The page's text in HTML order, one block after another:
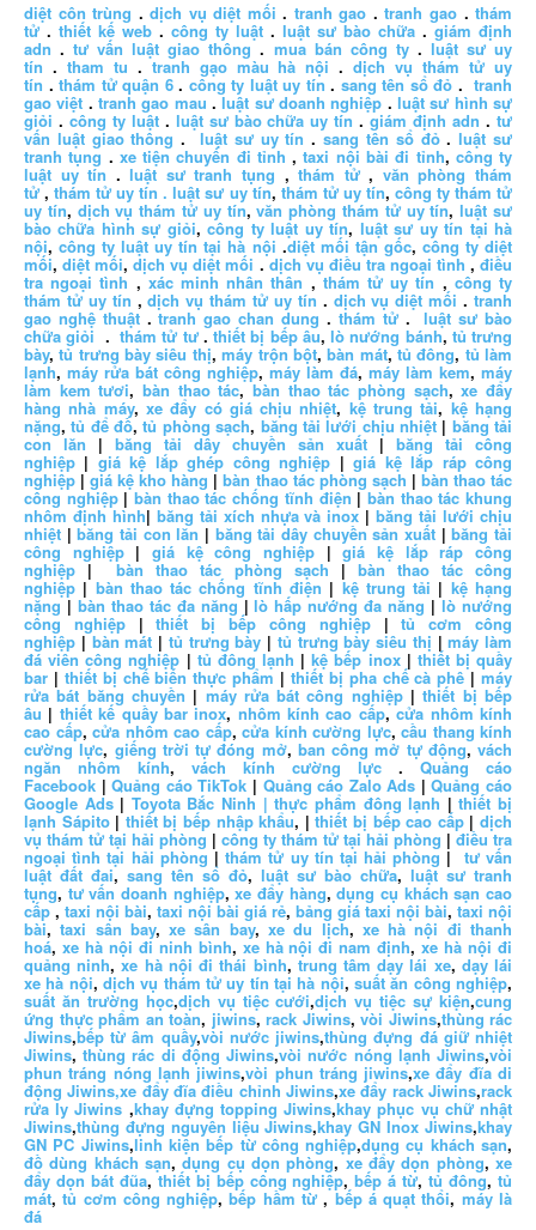
diệt côn trùng .dịch vụ diệt mối . tranh gao .tranh gao .thám
tử . thiết kế web . công ty luật . luật sư bào chữa . giám định
adn .tư vấn luật giao thông . mua bán công ty. luật sư uy
tín . tham tu . tranh gạo màu hà nội .dịch vụ thám tử uy
tín .thám tử quận 6. công ty luật uy tín . sang tên sổ đỏ .tranh
gao việt .tranh gao mau .luật sư doanh nghiệp .luật sư hình sự
giỏi . công ty luật. luật sư bào chữa uy tín .giám định adn .tư
vấn luật giao thông . luật sư uy tín .sang tên sổ đỏ.luật sư
tranh tụng . xe tiện chuyến đi tỉnh ,taxi nội bài đi tỉnh, công ty
luật uy tín .luật sư tranh tụng ,thám tử, văn phòng thám
tử ,thám tử uy tín . luật sư uy tín, thám tử uy tín, công ty thám tử
uy tín, dịch vụ thám tử uy tín,văn phòng thám tử uy tín,luật sư
bào chữa hình sự giỏi,công ty luật uy tín, luật sư uy tín tại hà
nội,công ty luật uy tín tại hà nội .diệt mối tận gốc, công ty diệt
mối,diệt mối,dịch vụ diệt mối . dịch vụ điều tra ngoại tình ,điều
tra ngoại tình , xác minh nhân thân , thám tử uy tín , công ty
thám tử uy tín ,dịch vụ thám tử uy tín . dịch vụ diệt mối .tranh
gao nghệ thuật.tranh gao chan dung . thám tử.luật sư bào
chữa giỏi .thám tử tư.thiết bị bếp âu,lò nướng bánh, tủ trưng
bày,tủ trưng bày siêu thị,máy trộn bột,bàn mát, tủ đông, tủ làm
lạnh, máy rửa bát công nghiệp, máy làm đá, máy làm kem, máy
làm kem tươi,bàn thao tác,bàn thao tác phòng sạch,xe đẩy
hàng nhà máy, xe đẩy có giá chịu nhiệt, kệ trung tải, kệ hạng
nặng,tủ để đồ,tủ phòng sạch, băng tải lưới chịu nhiệt| băng tải
con lăn | băng tải dây chuyền sản xuất | băng tải công
nghiệp | giá kệ lắp ghép công nghiệp |giá kệ lắp ráp công
nghiệp |giá kệ kho hàng |bàn thao tác phòng sạch | bàn thao tác
công nghiệp|bàn thao tác chống tĩnh điện | bàn thao tác khung
nhôm định hình| băng tải xích nhựa và inox |băng tải lưới chịu
nhiệt |băng tải con lăn | băng tải dây chuyền sản xuất |băng tải
công nghiệp|giá kệ công nghiệp |giá kệ lắp ráp công
nghiệp |bàn thao tác phòng sạch | bàn thao tác công
nghiệp | bàn thao tác chống tĩnh điện | kệ trung tải | kệ hạng
nặng | bàn thao tác đa năng |lò hấp nướng đa năng |lò nướng
công nghiệp|thiết bị bếp công nghiệp|tủ cơm công
nghiệp | bàn mát | tủ trưng bày | tủ trưng bày siêu thị |máy làm
đá viên công nghiệp | tủ đông lạnh |kệ bếp inox| thiết bị quầy
bar | thiết bị chế biến thực phẩm | thiết bị pha chế cà phê | máy
rửa bát băng chuyền | máy rửa bát công nghiệp|thiết bị bếp
âu | thiết kế quầy bar inox, nhôm kính cao cấp,cửa nhôm kính
cao cấp, cửa nhôm cao cấp, cửa kính cường lực, cầu thang kính
cường lực, giếng trời tự đóng mở, ban công mở tự động, vách
ngăn nhôm kính, vách kính cường lực . Quảng cáo
Facebook |Quảng cáo TikTok | Quảng cáo Zalo Ads |Quảng cáo
Google Ads| Toyota Bắc Ninh | thực phẩm đông lạnh |thiết bị
lạnh Sápito | thiết bị bếp nhập khẩu, |thiết bị bếp cao cấp|dịch
vụ thám tử tại hải phòng | công ty thám tử tại hải phòng | điều tra
ngoại tình tại hải phòng |thám tử uy tín tại hải phòng | tư vấn
luật đất đai, sang tên sổ đỏ, luật sư bào chữa, luật sư tranh
tụng, tư vấn doanh nghiệp,xe đẩy hàng,dụng cụ khách sạn cao
cấp , taxi nội bài, taxi nội bài giá rẻ, bảng giá taxi nội bài, taxi nội
bài,taxi sân bay,xe sân bay,xe du lịch, xe hà nội đi thanh
hoá, xe hà nội đi ninh bình, xe hà nội đi nam định,xe hà nội đi
quảng ninh,xe hà nội đi thái bình, trung tâm dạy lái xe, dạy lái
xe hà nội,dịch vụ thám tử uy tín tại hà nội,suất ăn công nghiệp,
suất ăn trường học,dịch vụ tiệc cưới,dịch vụ tiệc sự kiện,cung
ứng thực phẩm an toàn, jiwins, rack Jiwins, vòi Jiwins,thùng rác
Jiwins,bếp từ âm quầy,vòi nước jiwins,thùng đựng đá giữ nhiệt
Jiwins,thùng rác di động Jiwins,vòi nước nóng lạnh Jiwins,vòi
phun tráng nóng lạnh jiwins,vòi phun tráng jiwins,xe đẩy đĩa di
động Jiwins,xe đẩy đĩa điều chỉnh Jiwins,xe đẩy rack Jiwins,rack
rửa ly Jiwins ,khay đựng topping Jiwins,khay phục vụ chữ nhật
Jiwins,thùng đựng nguyên liệu Jiwins,khay GN Inox Jiwins,khay
GN PC Jiwins,linh kiện bếp từ công nghiệp,dụng cụ khách sạn,
đồ dùng khách sạn,dụng cụ dọn phòng, xe đẩy dọn phòng,xe
đẩy dọn bát đũa, thiết bị bếp công nghiệp,bếp á từ,tủ đông,tủ
mát,tủ cơm công nghiệp,bếp hầm từ , bếp á quạt thổi, máy là
đá